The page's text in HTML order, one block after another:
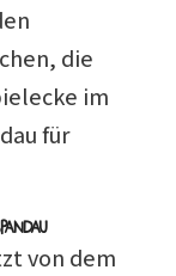
die
im
für
von dem